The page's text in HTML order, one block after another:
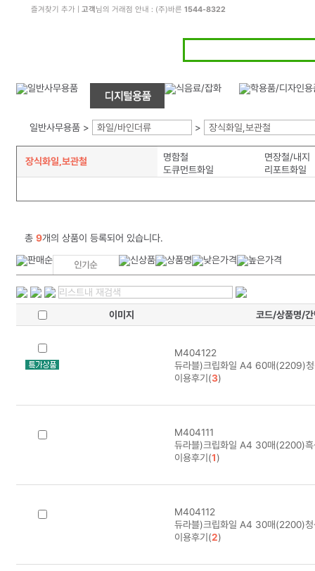
즐겨찾기 추가| 고객님의 거래점 안내 : (주)바른 1544-8322
일반사무용품 > 화일/바인더류 > 장식화일,보관철
장식화일,보관철 명함철
면장철/내지
도큐먼트화일
리포트화일
총 9개의 상품이 등록되어 있습니다.
이미지 코드/상품명/간
M404122
듀라블)크립화일 A4 60매(2209)
이용후기(3)
M404111
듀라블)크립화일 A4 30매(2200)
이용후기(1)
M404112
듀라블)크립화일 A4 30매(2200)
이용후기(2)